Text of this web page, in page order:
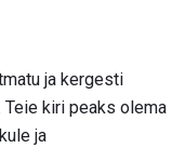
ja kergesti
Teie kiri peaks olema
ja